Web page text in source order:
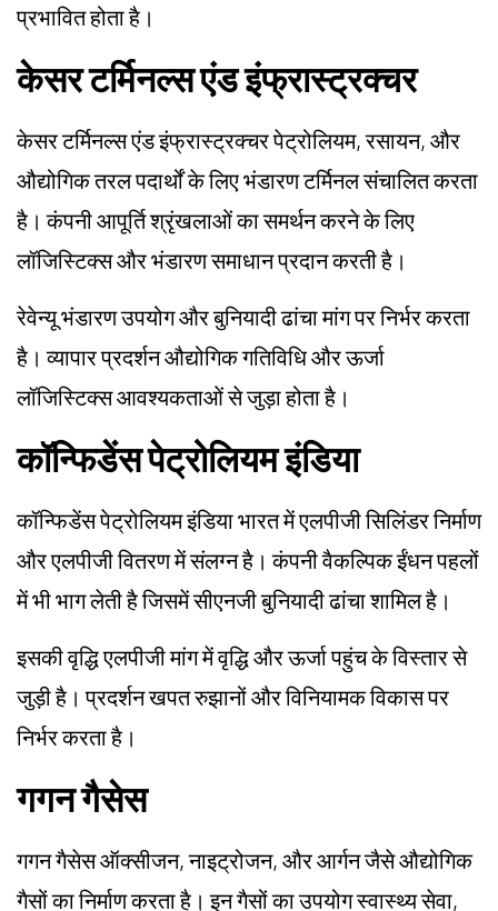
प्रभावित होता है।
केसर टर्मिनल्स एंड इंफ्रास्ट्रक्चर
केसर टर्मिनल्स एंड इंफ्रास्ट्रक्चर पेट्रोलियम, रसायन, और
औद्योगिक तरल पदार्थों के लिए भंडारण टर्मिनल संचालित करता
है। कंपनी आपूर्ति श्रृंखलाओं का समर्थन करने के लिए
लॉजिस्टिक्स और भंडारण समाधान प्रदान करती है।
रेवेन्यू भंडारण उपयोग और बुनियादी ढांचा मांग पर निर्भर करता
है। व्यापार प्रदर्शन औद्योगिक गतिविधि और ऊर्जा
लॉजिस्टिक्स आवश्यकताओं से जुड़ा होता है।
कॉन्फिडेंस पेट्रोलियम इंडिया
कॉन्फिडेंस पेट्रोलियम इंडिया भारत में एलपीजी सिलिंडर निर्माण
और एलपीजी वितरण में संलग्न है। कंपनी वैकल्पिक ईंधन पहलों
में भी भाग लेती है जिसमें सीएनजी बुनियादी ढांचा शामिल है।
इसकी वृद्धि एलपीजी मांग में वृद्धि और ऊर्जा पहुंच के विस्तार से
जुड़ी है। प्रदर्शन खपत रुझानों और विनियामक विकास पर
निर्भर करता है।
गगन गैसेस
गगन गैसेस ऑक्सीजन, नाइट्रोजन, और आर्गन जैसे औद्योगिक
गैसों का निर्माण करता है। इन गैसों का उपयोग स्वास्थ्य सेवा,